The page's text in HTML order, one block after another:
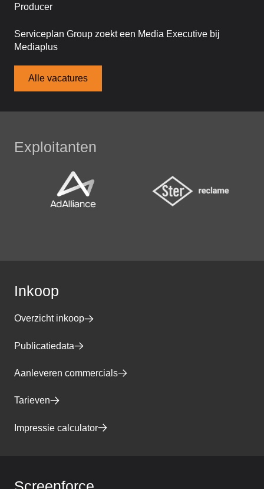
Producer
Serviceplan Group zoekt een Media Executive bij
Mediaplus
Alle vacatures
Exploitanten
Inkoop
Overzicht inkoop
Publicatiedata
Aanleveren commercials
Tarieven
Impressie calculator